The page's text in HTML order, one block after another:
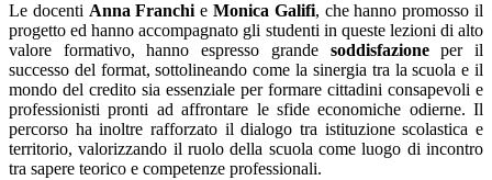
Le docenti Anna FranchieMonica Galifi, che hanno promosso il
progetto ed hanno accompagnato gli studenti in queste lezioni di alto
valore formativo, hanno espresso grande soddisfazioneper il
successo del format, sottolineando come la sinergia tra la scuola e il
mondo del credito sia essenziale per formare cittadini consapevoli e
professionisti pronti ad affrontare le sfide economiche odierne. Il
percorso ha inoltre rafforzato il dialogo tra istituzione scolastica e
territorio, valorizzando il ruolo della scuola come luogo di incontro
tra sapere teorico e competenze professionali.